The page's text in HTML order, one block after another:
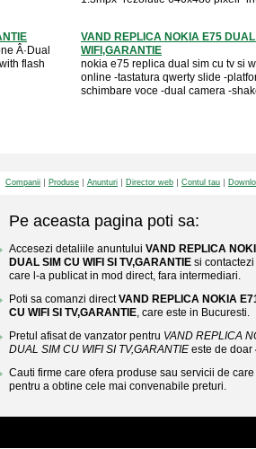
Â·Dual
flash
VAND REPLICA NOKIA E75 DUAL
WIFI,GARANTIE
nokia e75 replica dual sim cu tv si
online -tastatura qwerty slide -
schimbare voce -dual camera -
Companii Produse Anunturi Director web Contul tau
Pe aceasta pagina poti sa:
Accesezi detaliile anuntului VAND REPLICA
DUAL SIM CU WIFI SI TV,GARANTIE si
care l-a publicat in mod direct, fara intermediari.
Poti sa comanzi directVAND REPLICA NOKIA
CU WIFI SI TV,GARANTIE, care este in Bucuresti.
Pretul afisat de vanzator pentru VAND REPLICA
DUAL SIM CU WIFI SI TV,GARANTIE este de doar
Cauti firme care ofera produse sau servicii de
pentru a obtine cele mai convenabile preturi.